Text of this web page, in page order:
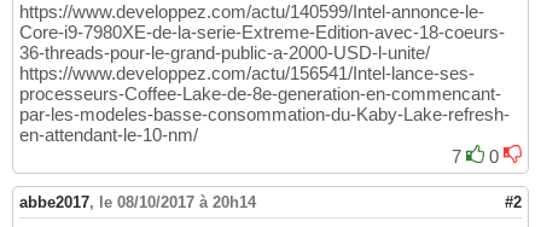
https://www.developpez.com/actu/140599/Intel-annonce-le-
Core-i9-7980XE-de-la-serie-Extreme-Edition-avec-18-coeurs-
36-threads-pour-le-grand-public-a-2000-USD-l-unite/
https://www.developpez.com/actu/156541/Intel-lance-ses-
processeurs-Coffee-Lake-de-8e-generation-en-commencant-
par-les-modeles-basse-consommation-du-Kaby-Lake-refresh-
en-attendant-le-10-nm/
7
0
abbe2017, le 08/10/2017 à 20h14 #2